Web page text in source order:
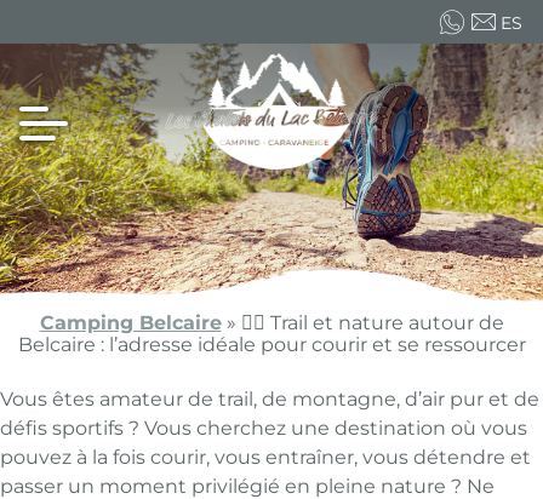
FR
EN
ES
Camping Belcaire» 🏃‍♂️ Trail et nature autour de
Belcaire : l’adresse idéale pour courir et se ressourcer
Vous êtes amateur de trail, de montagne, d’air pur et de
défis sportifs ? Vous cherchez une destination où vous
pouvez à la fois courir, vous entraîner, vous détendre et
passer un moment privilégié en pleine nature ? Ne